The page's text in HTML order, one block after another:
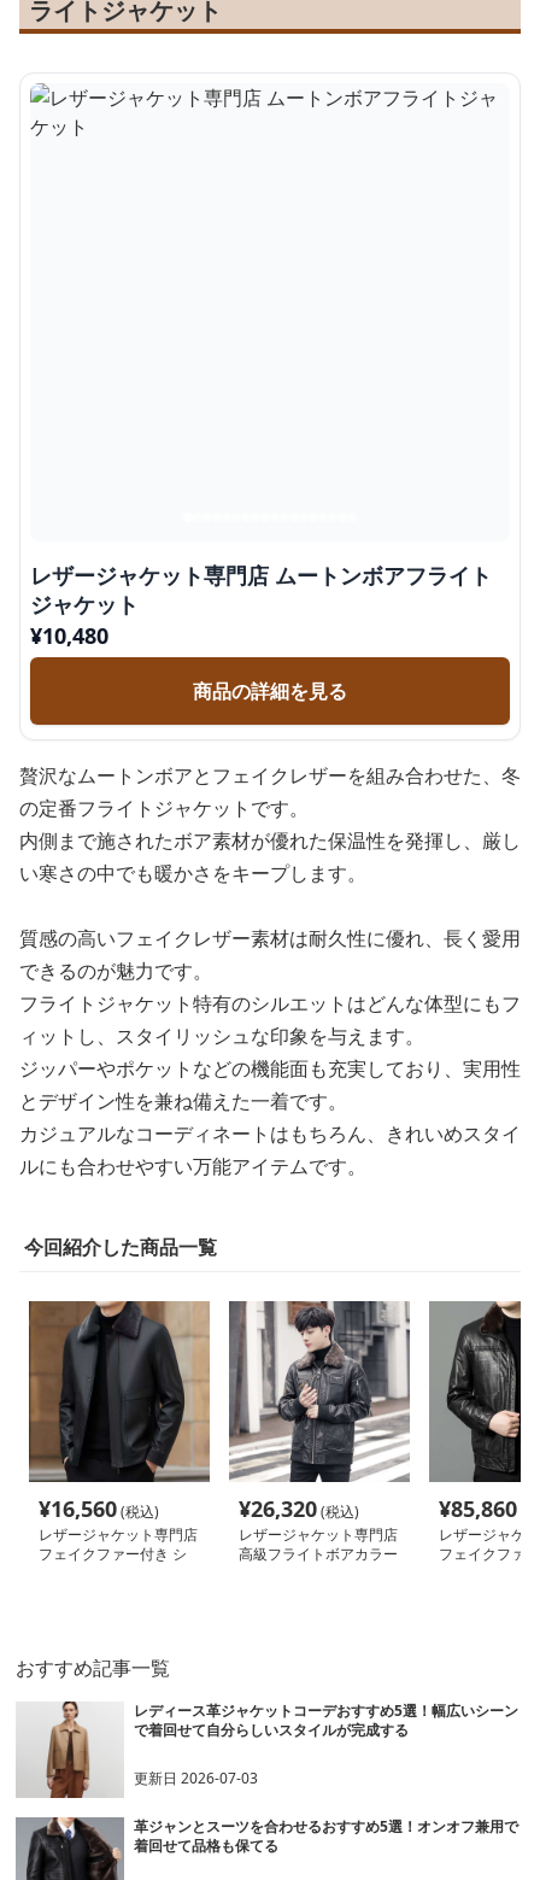
ライトジャケット
レザージャケット専門店 ムートンボアフライト
ジャケット
¥10,480
商品の詳細を見る
贅沢なムートンボアとフェイクレザーを組み合わせた、冬
の定番フライトジャケットです。
内側まで施されたボア素材が優れた保温性を発揮し、厳し
い寒さの中でも暖かさをキープします。
質感の高いフェイクレザー素材は耐久性に優れ、長く愛用
できるのが魅力です。
フライトジャケット特有のシルエットはどんな体型にもフ
ィットし、スタイリッシュな印象を与えます。
ジッパーやポケットなどの機能面も充実しており、実用性
とデザイン性を兼ね備えた一着です。
カジュアルなコーディネートはもちろん、きれいめスタイ
ルにも合わせやすい万能アイテムです。
今回紹介した商品一覧
¥16,560(税込)
レザージャケット専門店
フェイクファー付き シ
¥26,320(税込)
レザージャケット専門店
高級フライトボアカラー
¥85,860
レザージャケ
フェイクファ
おすすめ記事一覧
レディース革ジャケットコーデおすすめ5選！幅広いシーン
で着回せて自分らしいスタイルが完成する
更新日2026-07-03
革ジャンとスーツを合わせるおすすめ5選！オンオフ兼用で
着回せて品格も保てる